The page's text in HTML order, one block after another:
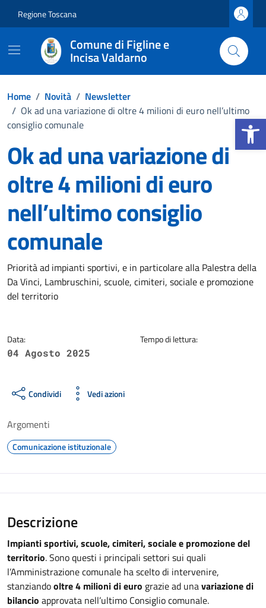
Apri la
Regione Toscana
Comune di Figline e
Incisa Valdarno
Home / Novità / Newsletter
/ Ok ad una variazione di oltre 4 milioni di euro nell’ultimo
consiglio comunale
Ok ad una variazione di
oltre 4 milioni di euro
nell’ultimo consiglio
comunale
Dettagli della notizia
Priorità ad impianti sportivi, e in particolare alla Palestra della
Da Vinci, Lambruschini, scuole, cimiteri, sociale e promozione
del territorio
Data:
04 Agosto 2025
Tempo di lettura:
Condividi Vedi azioni
Argomenti
Comunicazione istituzionale
Descrizione
Impianti sportivi, scuole, cimiteri, sociale e promozione del
territorio. Sono questi i principali settori sui quali
l’Amministrazione comunale ha scelto di intervenire,
stanziandooltre 4 milioni di euro grazie ad unavariazione di
bilancio approvata nell’ultimo Consiglio comunale.